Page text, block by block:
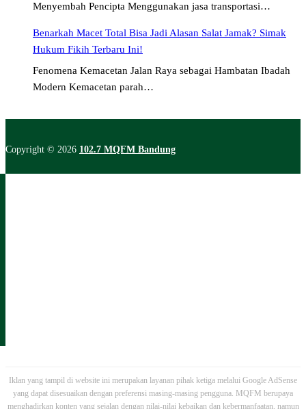
Menyembah Pencipta Menggunakan jasa transportasi…
Benarkah Macet Total Bisa Jadi Alasan Salat Jamak? Simak
Hukum Fikih Terbaru Ini!
Fenomena Kemacetan Jalan Raya sebagai Hambatan Ibadah
Modern Kemacetan parah…
Copyright © 2026 102.7 MQFM Bandung
Iklan yang tampil di website ini merupakan layanan pihak ketiga melalui Google AdSense
yang dapat disesuaikan dengan preferensi masing-masing pengguna. MQFM berupaya
menghadirkan konten yang sejalan dengan nilai-nilai kebaikan dan kebermanfaatan, namun